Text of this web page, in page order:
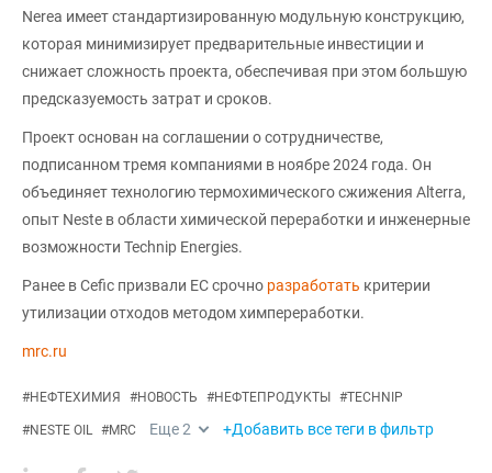
Nerea имеет стандартизированную модульную конструкцию,
которая минимизирует предварительные инвестиции и
снижает сложность проекта, обеспечивая при этом большую
предсказуемость затрат и сроков.
Проект основан на соглашении о сотрудничестве,
подписанном тремя компаниями в ноябре 2024 года. Он
объединяет технологию термохимического сжижения Alterra,
опыт Neste в области химической переработки и инженерные
возможности Technip Energies.
Ранее в Сefic призвали ЕС срочно разработать критерии
утилизации отходов методом химпереработки.
mrc.ru
#НЕФТЕХИМИЯ #НОВОСТЬ #НЕФТЕПРОДУКТЫ #TECHNIP
#NESTE OIL #MRC Еще2 +Добавить все теги в фильтр